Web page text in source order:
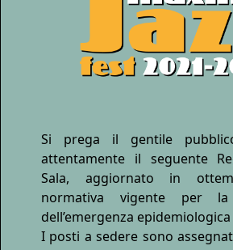
Si prega il gentile
attentamente il seguente
Sala, aggiornato in
normativa vigente per la
dell’emergenza
I posti a sedere sono